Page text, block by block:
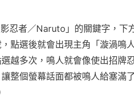
忍者／Naruto」的關鍵字，下
點選後就會出現主角「漩渦鳴
越多次，鳴人就會像使出招牌
整個螢幕話面都被鳴人給塞滿